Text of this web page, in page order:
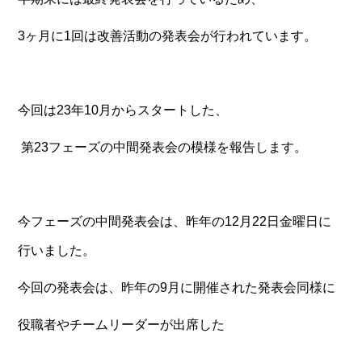
3ヶ月に1回は改善活動の発表会が行われています。
今回は23年10月からスタートした、
第23フェーズの中間発表会の模様を報告します。
今フェーズの中間発表会は、昨年の12月22日金曜日に
行いました。
今回の発表会は、昨年の9月に開催された発表会同様に
役職者やチームリーダーが出席した